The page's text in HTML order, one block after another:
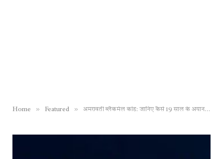
Home » Featured » अमरावती ब्लैकमेल कांड: जानिए कैसे 19 साल के अयान ने 150 से ज्यादा हिन्दू नाबालिग लड़कियों को बनाया शिकार, गुस्साए लोगों ने शहर बंद का किया ऐलान तो प्रशासन ने आरोपी के घर पर चलाया बुलडोजर